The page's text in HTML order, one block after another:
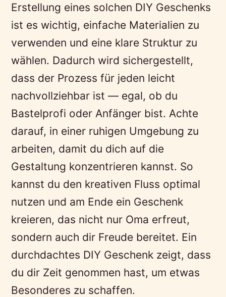
Erstellung eines solchen DIY Geschenks
ist es wichtig, einfache Materialien zu
verwenden und eine klare Struktur zu
wählen. Dadurch wird sichergestellt,
dass der Prozess für jeden leicht
nachvollziehbar ist — egal, ob du
Bastelprofi oder Anfänger bist. Achte
darauf, in einer ruhigen Umgebung zu
arbeiten, damit du dich auf die
Gestaltung konzentrieren kannst. So
kannst du den kreativen Fluss optimal
nutzen und am Ende ein Geschenk
kreieren, das nicht nur Oma erfreut,
sondern auch dir Freude bereitet. Ein
durchdachtes DIY Geschenk zeigt, dass
du dir Zeit genommen hast, um etwas
Besonderes zu schaffen.